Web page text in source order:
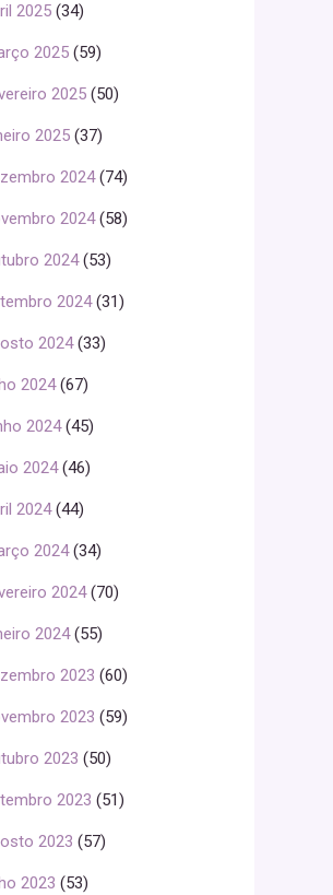
2025 (34)
2025 (59)
2025 (50)
2025 (37)
2024(74)
2024(58)
2024(53)
2024(31)
2024(33)
2024(67)
2024(45)
2024(46)
2024(44)
2024(34)
2024(70)
2024(55)
2023 (60)
2023 (59)
2023 (50)
2023 (51)
2023 (57)
2023 (53)